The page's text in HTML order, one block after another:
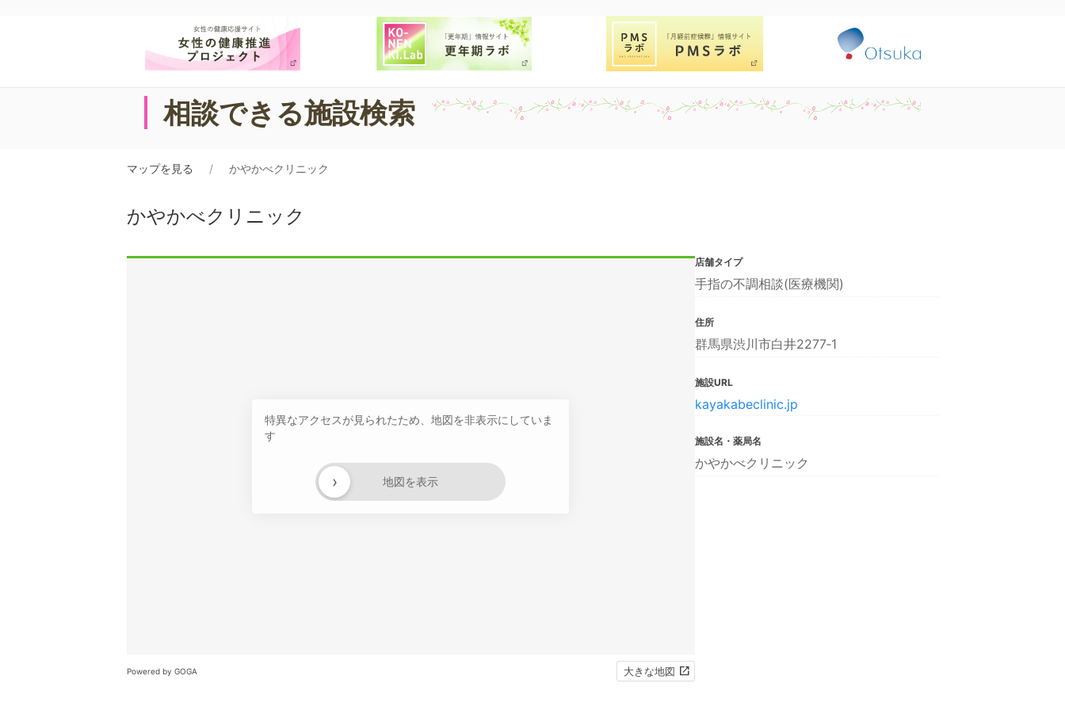
相談できる施設検索
マップを見る かやかべクリニック
かやかべクリニック
特異なアクセスが見られたため、地図を非表示にしていま
す
地図を表示
›
Powered by GOGA 大きな地図
店舗タイプ
手指の不調相談(医療機関)
住所
群馬県渋川市白井2277‐1
施設URL
kayakabeclinic.jp
施設名・薬局名
かやかべクリニック